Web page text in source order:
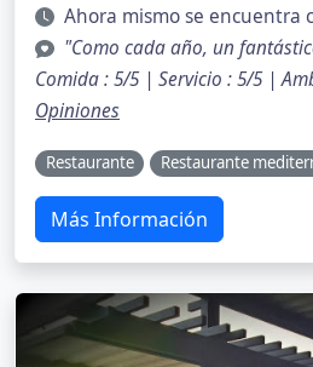
Ahora mismo se encuentra
"Como cada año, un
Comida : 5/5 | Servicio : 5/5 |
Opiniones
Restaurante Restaurante
Más Información